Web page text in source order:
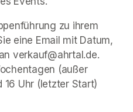
zu ihrem
eine Email mit Datum,
verkauf@ahrtal.de.
(außer
16 Uhr (letzter Start)